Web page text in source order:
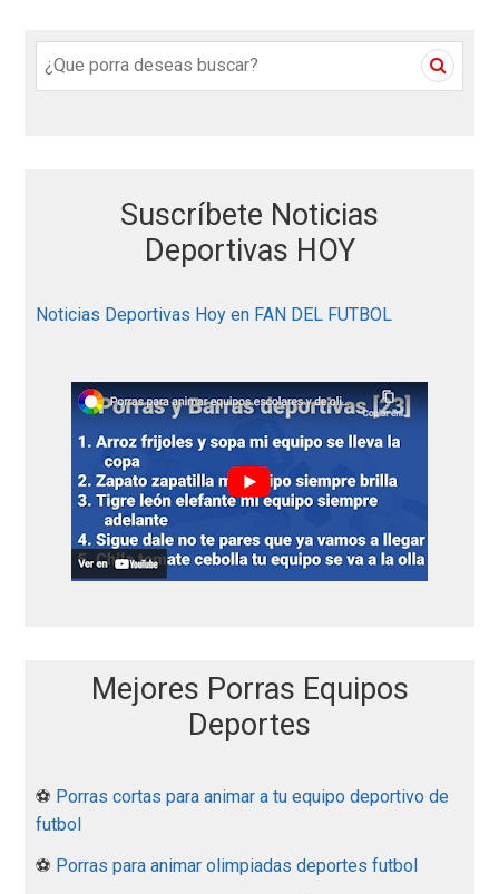
e
Suscríbete Noticias
Deportivas HOY
Noticias Deportivas Hoy en FAN DEL FUTBOL
Mejores Porras Equipos
Deportes
⚽ Porras cortas para animar a tu equipo deportivo de
futbol
⚽ Porras para animar olimpiadas deportes futbol